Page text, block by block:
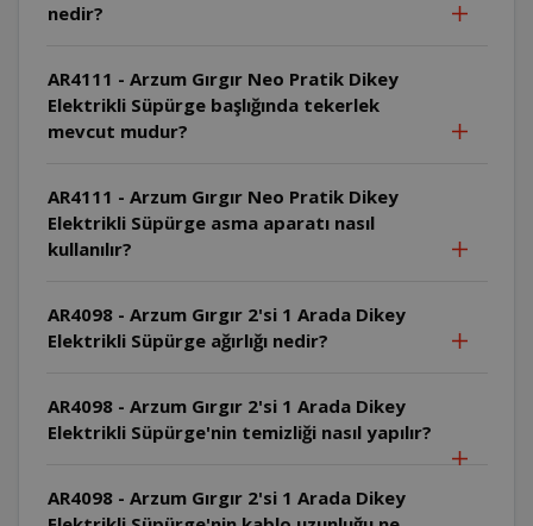
nedir?
AR4111 - Arzum Gırgır Neo Pratik Dikey
Elektrikli Süpürge başlığında tekerlek
mevcut mudur?
AR4111 - Arzum Gırgır Neo Pratik Dikey
Elektrikli Süpürge asma aparatı nasıl
kullanılır?
AR4098 - Arzum Gırgır 2'si 1 Arada Dikey
Elektrikli Süpürge ağırlığı nedir?
AR4098 - Arzum Gırgır 2'si 1 Arada Dikey
Elektrikli Süpürge'nin temizliği nasıl yapılır?
AR4098 - Arzum Gırgır 2'si 1 Arada Dikey